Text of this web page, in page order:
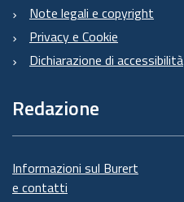
Note legali e copyright
Privacy e Cookie
Dichiarazione di accessibilità
Redazione
Informazioni sul Burert
e contatti